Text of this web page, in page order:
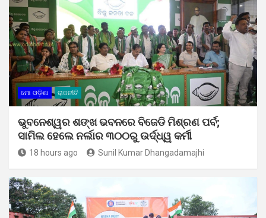
ମୋ ଓଡ଼ିଶା ରାଜନୀତି
ଭୁବନେଶ୍ୱର ଶଙ୍ଖ ଭବନରେ ବିଜେଡି ମିଶ୍ରଣ ପର୍ବ;
ସାମିଲ ହେଲେ ନର୍ଲାର ୩୦୦ରୁ ଉର୍ଦ୍ଧ୍ୱ କର୍ମୀ
18 hours ago Sunil Kumar Dhangadamajhi